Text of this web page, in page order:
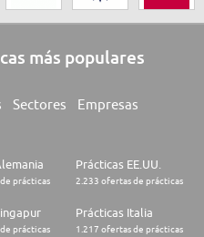
más populares
Sectores Empresas
prácticas
Prácticas EE.UU.
2.233 ofertas de prácticas
prácticas
Prácticas Italia
1.217 ofertas de prácticas